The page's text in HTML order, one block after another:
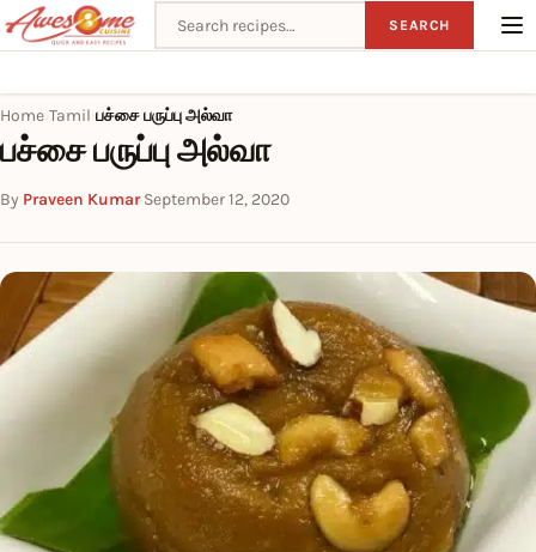
Search recipes SEARCH
Home Tamil பச்சை பருப்பு அல்வா
பச்சை பருப்பு அல்வா
By Praveen Kumar·September 12, 2020